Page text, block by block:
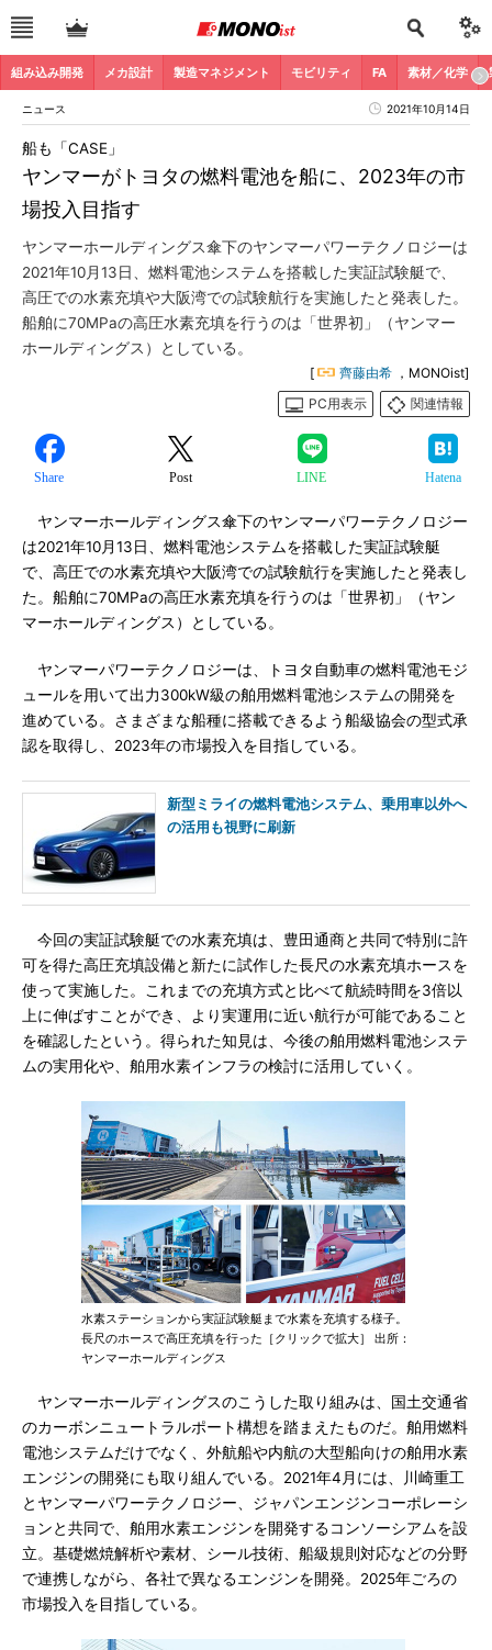
組み込み開発 メカ設計 製造マネジメント モビリティ FA 素材／化学
ニュース 2021年10月14日
ヤンマーがトヨタの燃料電池を船に、2023年の市
場投入目指す
船も「CASE」
ヤンマーホールディングス傘下のヤンマーパワーテクノロジーは
2021年10月13日、燃料電池システムを搭載した実証試験艇で、
高圧での水素充填や大阪湾での試験航行を実施したと発表した。
船舶に70MPaの高圧水素充填を行うのは「世界初」（ヤンマー
ホールディングス）としている。
[ 齊藤由希 ，MONOist]
PC用表示
関連情報
Share Post LINE Hatena
ヤンマーホールディングス傘下のヤンマーパワーテクノロジー
は2021年10月13日、燃料電池システムを搭載した実証試験艇
で、高圧での水素充填や大阪湾での試験航行を実施したと発表し
た。船舶に70MPaの高圧水素充填を行うのは「世界初」（ヤン
マーホールディングス）としている。
ヤンマーパワーテクノロジーは、トヨタ自動車の燃料電池モジ
ュールを用いて出力300kW級の舶用燃料電池システムの開発を
進めている。さまざまな船種に搭載できるよう船級協会の型式承
認を取得し、2023年の市場投入を目指している。
新型ミライの燃料電池システム、乗用車以外へ
の活用も視野に刷新
今回の実証試験艇での水素充填は、豊田通商と共同で特別に許
可を得た高圧充填設備と新たに試作した長尺の水素充填ホースを
使って実施した。これまでの充填方式と比べて航続時間を3倍以
上に伸ばすことができ、より実運用に近い航行が可能であること
を確認したという。得られた知見は、今後の舶用燃料電池システ
ムの実用化や、舶用水素インフラの検討に活用していく。
水素ステーションから実証試験艇まで水素を充填する様子。
長尺のホースで高圧充填を行った［クリックで拡大］ 出所：
ヤンマーホールディングス
ヤンマーホールディングスのこうした取り組みは、国土交通省
のカーボンニュートラルポート構想を踏まえたものだ。舶用燃料
電池システムだけでなく、外航船や内航の大型船向けの舶用水素
エンジンの開発にも取り組んでいる。2021年4月には、川崎重工
とヤンマーパワーテクノロジー、ジャパンエンジンコーポレーシ
ョンと共同で、舶用水素エンジンを開発するコンソーシアムを設
立。基礎燃焼解析や素材、シール技術、船級規則対応などの分野
で連携しながら、各社で異なるエンジンを開発。2025年ごろの
市場投入を目指している。